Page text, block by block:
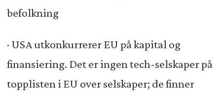
befolkning
· USA utkonkurrerer EU på kapital og
finansiering. Det er ingen tech-selskaper på
topplisten i EU over selskaper; de finner